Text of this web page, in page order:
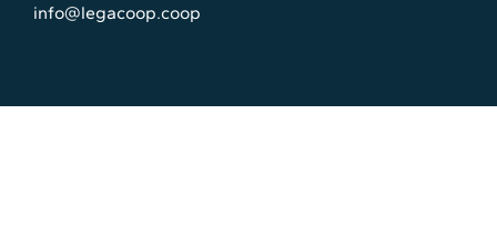
info@legacoop.coop